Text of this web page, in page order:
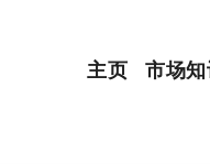
主页 市场知